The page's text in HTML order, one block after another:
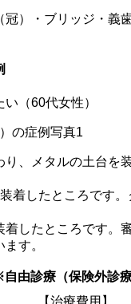
冠）・ブリッジ・義
（60代女性）
り、メタルの土台を
着したところです
着したところです。
す。
由診療（保険外診療